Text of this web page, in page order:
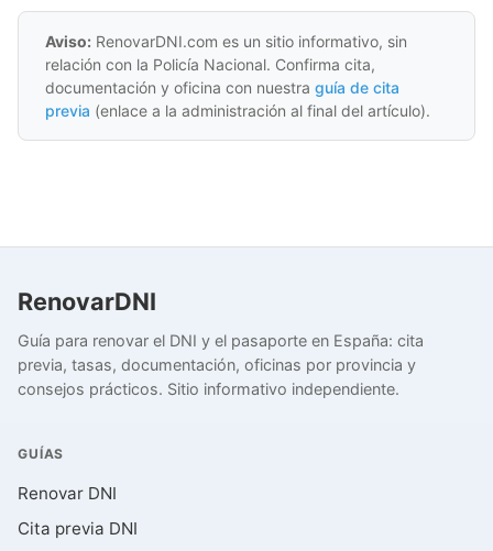
Aviso: RenovarDNI.com es un sitio informativo, sin
relación con la Policía Nacional. Confirma cita,
documentación y oficina con nuestra guía de cita
previa (enlace a la administración al final del artículo).
RenovarDNI
Guía para renovar el DNI y el pasaporte en España: cita
previa, tasas, documentación, oficinas por provincia y
consejos prácticos. Sitio informativo independiente.
GUÍAS
Renovar DNI
Cita previa DNI